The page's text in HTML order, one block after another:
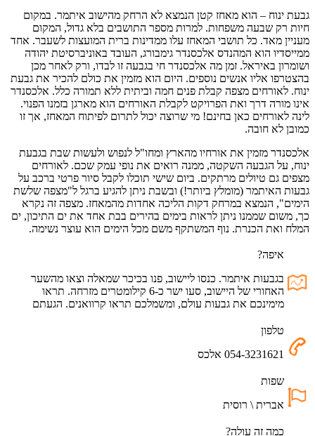
גבעת ינוח – הוא מאחז קטן הנמצא לא הרחק מהישוב איתמר. במקום
חיות רק שבעה משפחות. למרות מספר התושבים בלא גדול, המקום
מעניין מאד. כל תושבי המאחז עלו ממדינות ברית המועצות לשעבר. אחד
ממייסדיו הוא המהנדס אלכסנדר גימבורג, העובד באוניברסיטת יהודה
ושומרון באיראל. זמן מה אלכסנדר חי בגבעה זו לבדו, ורק לאחר מכן
בהצטרפו אליו אנשים נוספים. היום הוא מזמין את כולם להכיר את גבעת
ינוח. לאורחים מצפה קבלת פנים חמה וביתית ללא תמורה כלל. אלכסנדר
אינו מורה דרך ואת הפרויקט לקבלת האורחים הוא מארגן בזמנו הפנוי.
לינה לאורחים כאן בחינם! מי שרוצה יכול לתרום לפיתוח המאחז, אך זו
כמובן לא חובה.
אלכסנדר מזמין את אורחיו מהארץ ומחו"ל לנפוש ולעשות שבת בגבעת
ינוח, על הגבעה השקטה, ממנה רואים את נופי עמק שכם. לאורחים
מצפים גם טיולים מרתקים. ביום שישי תוכלו לקבל סיור פרטי ברכב על
גבעות האיתמר (מומלץ ביותר!) ובשבת ניתן להגיע ברגל ל"מצפה שלשת
הימים", הנמצא במרחק דקות הליכה אחדות מהמאחז. מצפה זה נקרא
כך, משום שממנו ניתן לראות בימים בהירים בבת אחד את ים התיכון, ים
המלח ואת הכנרת. נוף המשתקף משם מכל הימים הוא עוצר נשימה.
איפה?
בגבעות איתמר. כנסו ליישוב, פנו בכיכר שמאלה וצאו מהשער
האחורי של היישוב, סעו ישר כ-6 קילומטרים מזרחה. תראו
מימינכם את גבעות עולם, ומשמלכם תראו קרוואנים. הגעתם
טלפון
054-3231621 אלכס
שפות
אברית \ רוסית
כמה זה עולה?